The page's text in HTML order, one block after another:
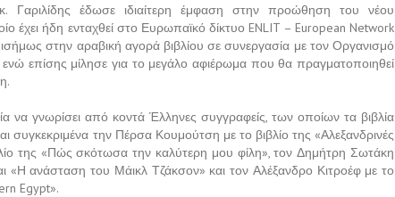
έδωσε ιδιαίτερη έμφαση στην προώθηση του νέου
έχει ήδη ενταχθεί στο Ευρωπαϊκό δίκτυο ENLIT – European Network
στην αραβική αγορά βιβλίου σε συνεργασία με τον Οργανισμό
επίσης μίλησε για το μεγάλο αφιέρωμα που θα πραγματοποιηθεί
να γνωρίσει από κοντά Έλληνες συγγραφείς, των οποίων τα βιβλία
συγκεκριμένα την Πέρσα Κουμούτση με το βιβλίο της «Αλεξανδρινές
της «Πώς σκότωσα την καλύτερη μου φίλη», τον Δημήτρη Σωτάκη
«Η ανάσταση του Μάικλ Τζάκσον» και τον Αλέξανδρο Κιτροέφ με το
Egypt».